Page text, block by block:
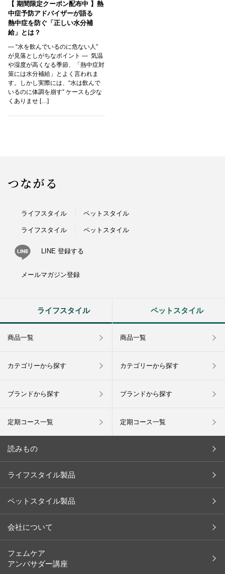
【 期間限定クーポン配布中 】熱
中症予防アドバイザーが語る
熱中症を防ぐ「正しい水分補
給」とは？
― “水を飲んでいるのに危ない人”
が見落としがちなポイント ― 気温
や湿度が高くなる季節、「熱中症対
策には水分補給」とよく言われま
す。しかし実際には、“水は飲んで
いるのに体調を崩す” ケースも少な
くありませ […]
つながる
ライフスタイル ペットスタイル
ライフスタイル ペットスタイル
LINE 登録する
メールマガジン登録
ライフスタイル
商品一覧
カテゴリーから探す
ブランドから探す
定期コース一覧
ペットスタイル
商品一覧
カテゴリーから探す
ブランドから探す
定期コース一覧
読みもの
キャンペーン
インタビュー
余[yo]
ペット
ライフスタイル製品
ペットスタイル製品
会社について
社長メッセージ
フェムケア
アンバサダー講座